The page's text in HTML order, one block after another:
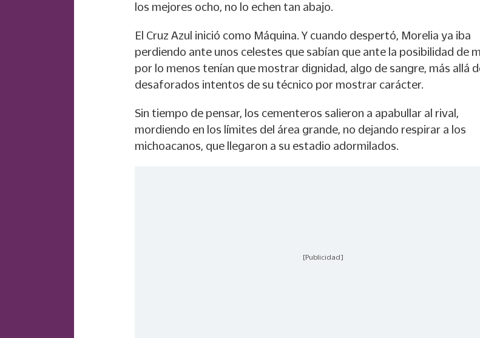
los mejores ocho, no lo echen tan abajo.
El Cruz Azul inició como Máquina. Y cuando despertó, Morelia ya iba
perdiendo ante unos celestes que sabían que ante la posibilidad de
por lo menos tenían que mostrar dignidad, algo de sangre, más allá
desaforados intentos de su técnico por mostrar carácter.
Sin tiempo de pensar, los cementeros salieron a apabullar al rival,
mordiendo en los límites del área grande, no dejando respirar a los
michoacanos, que llegaron a su estadio adormilados.
[Publicidad]